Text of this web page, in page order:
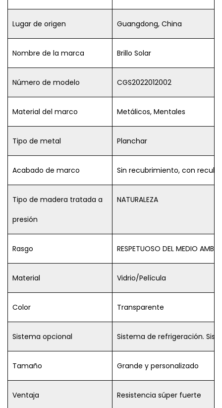
Lugar de origen Guangdong, China
Nombre de la marca Brillo Solar
Número de modelo CGS2022012002
Material del marco Metálicos, Mentales
Tipo de metal Planchar
Acabado de marco Sin recubrimiento, con
Tipo de madera tratada a
presión
NATURALEZA
Rasgo RESPETUOSO DEL MEDIO
Material Vidrio/Película
Color Transparente
Sistema opcional Sistema de refrigeración.
Tamaño Grande y personalizado
Ventaja Resistencia súper fuerte